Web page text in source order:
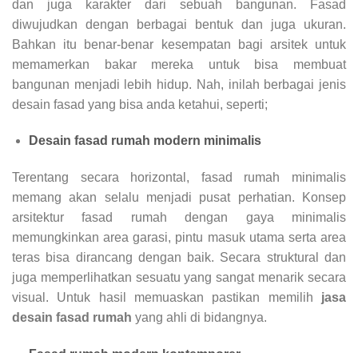
dan juga karakter dari sebuah bangunan. Fasad
diwujudkan dengan berbagai bentuk dan juga ukuran.
Bahkan itu benar-benar kesempatan bagi arsitek untuk
memamerkan bakar mereka untuk bisa membuat
bangunan menjadi lebih hidup. Nah, inilah berbagai jenis
desain fasad yang bisa anda ketahui, seperti;
Desain fasad rumah modern minimalis
Terentang secara horizontal, fasad rumah minimalis
memang akan selalu menjadi pusat perhatian. Konsep
arsitektur fasad rumah dengan gaya minimalis
memungkinkan area garasi, pintu masuk utama serta area
teras bisa dirancang dengan baik. Secara struktural dan
juga memperlihatkan sesuatu yang sangat menarik secara
visual. Untuk hasil memuaskan pastikan memilih jasa
desain fasad rumah yang ahli di bidangnya.